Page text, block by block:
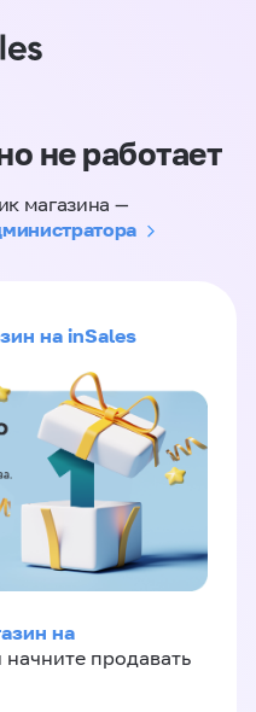
не работает
магазина —
на inSales
на
начните продавать